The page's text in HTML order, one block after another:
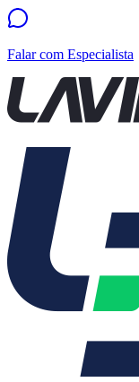
Falar com Especialista